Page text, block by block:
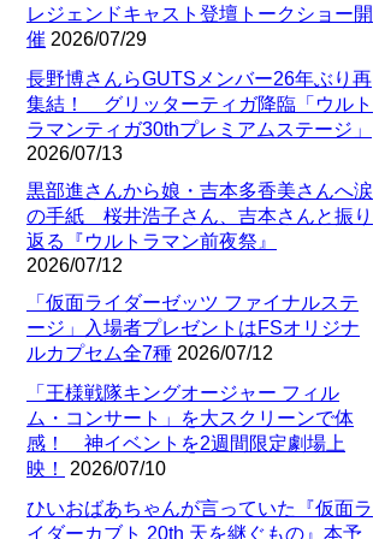
レジェンドキャスト登壇トークショー開
催 2026/07/29
長野博さんらGUTSメンバー26年ぶり再
集結！ グリッターティガ降臨「ウルト
ラマンティガ30thプレミアムステージ」
2026/07/13
黒部進さんから娘・吉本多香美さんへ涙
の手紙 桜井浩子さん、吉本さんと振り
返る『ウルトラマン前夜祭』
2026/07/12
「仮面ライダーゼッツ ファイナルステ
ージ」入場者プレゼントはFSオリジナ
ルカプセム全7種 2026/07/12
「王様戦隊キングオージャー フィル
ム・コンサート」を大スクリーンで体
感！ 神イベントを2週間限定劇場上
映！
2026/07/10
ひいおばあちゃんが言っていた『仮面ラ
イダーカブト 20th 天を継ぐもの』本予